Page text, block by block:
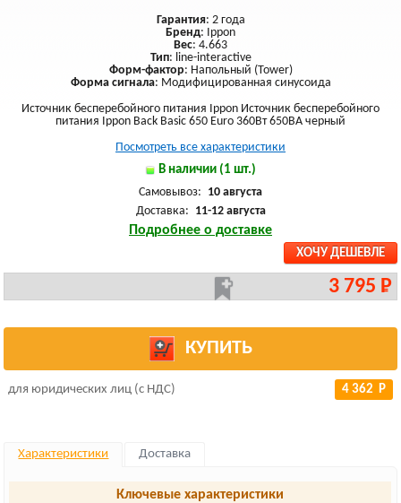
Гарантия: 2 года
Бренд: Ippon
Вес: 4.663
Тип: line-interactive
Форм-фактор: Напольный (Tower)
Форма сигнала: Модифицированная синусоида
Источник бесперебойного питания Ippon Источник бесперебойного
питания Ippon Back Basic 650 Euro 360Вт 650ВА черный
Посмотреть все характеристики
В наличии (1 шт.)
Самовывоз: 10 августа
Доставка: 11-12 августа
Подробнее о доставке
ХОЧУ ДЕШЕВЛЕ
3 795 Р
КУПИТЬ
для юридических лиц (с НДС) 4 362 Р
Характеристики Доставка
Ключевые характеристики